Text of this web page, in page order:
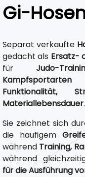
Gi-
Separat verkaufte
gedacht als Ersatz-
fürJudo-
Kampfsportarten
Funktionalität,
Materiallebensdauer.
Sie zeichnet sich
die häufigem
während Training,
während
für die Ausführung